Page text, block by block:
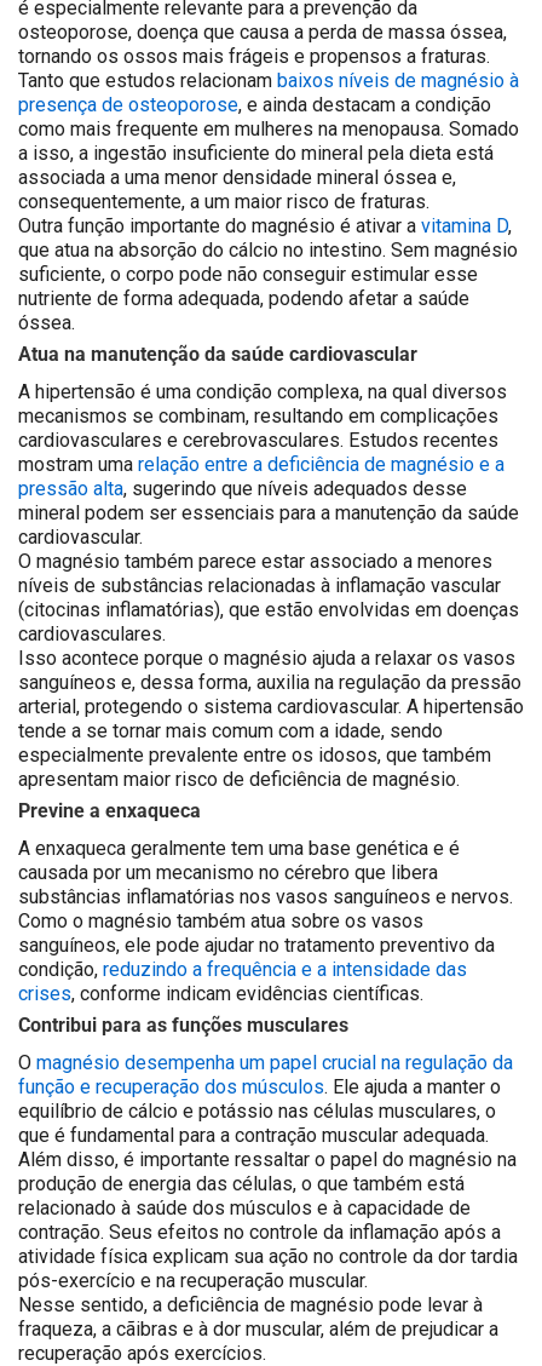
é especialmente relevante para a prevenção da
osteoporose, doença que causa a perda de massa óssea,
tornando os ossos mais frágeis e propensos a fraturas.
Tanto que estudos relacionam baixos níveis de magnésio à
presença de osteoporose, e ainda destacam a condição
como mais frequente em mulheres na menopausa. Somado
a isso, a ingestão insuficiente do mineral pela dieta está
associada a uma menor densidade mineral óssea e,
consequentemente, a um maior risco de fraturas.
Outra função importante do magnésio é ativar a vitamina D,
que atua na absorção do cálcio no intestino. Sem magnésio
suficiente, o corpo pode não conseguir estimular esse
nutriente de forma adequada, podendo afetar a saúde
óssea.
Atua na manutenção da saúde cardiovascular
A hipertensão é uma condição complexa, na qual diversos
mecanismos se combinam, resultando em complicações
cardiovasculares e cerebrovasculares. Estudos recentes
mostram uma relação entre a deficiência de magnésio e a
pressão alta, sugerindo que níveis adequados desse
mineral podem ser essenciais para a manutenção da saúde
cardiovascular.
O magnésio também parece estar associado a menores
níveis de substâncias relacionadas à inflamação vascular
(citocinas inflamatórias), que estão envolvidas em doenças
cardiovasculares.
Isso acontece porque o magnésio ajuda a relaxar os vasos
sanguíneos e, dessa forma, auxilia na regulação da pressão
arterial, protegendo o sistema cardiovascular. A hipertensão
tende a se tornar mais comum com a idade, sendo
especialmente prevalente entre os idosos, que também
apresentam maior risco de deficiência de magnésio.
Previne a enxaqueca
A enxaqueca geralmente tem uma base genética e é
causada por um mecanismo no cérebro que libera
substâncias inflamatórias nos vasos sanguíneos e nervos.
Como o magnésio também atua sobre os vasos
sanguíneos, ele pode ajudar no tratamento preventivo da
condição, reduzindo a frequência e a intensidade das
crises, conforme indicam evidências científicas.
Contribui para as funções musculares
O magnésio desempenha um papel crucial na regulação da
função e recuperação dos músculos. Ele ajuda a manter o
equilíbrio de cálcio e potássio nas células musculares, o
que é fundamental para a contração muscular adequada.
Além disso, é importante ressaltar o papel do magnésio na
produção de energia das células, o que também está
relacionado à saúde dos músculos e à capacidade de
contração. Seus efeitos no controle da inflamação após a
atividade física explicam sua ação no controle da dor tardia
pós-exercício e na recuperação muscular.
Nesse sentido, a deficiência de magnésio pode levar à
fraqueza, a cãibras e à dor muscular, além de prejudicar a
recuperação após exercícios.